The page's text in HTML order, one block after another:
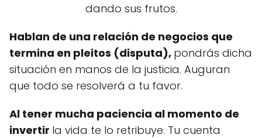
dando sus frutos.
Hablan de una relación de negocios que
termina en pleitos (disputa), pondrás dicha
situación en manos de la justicia. Auguran
que todo se resolverá a tu favor.
Al tener mucha paciencia al momento de
invertir la vida te lo retribuye. Tu cuenta